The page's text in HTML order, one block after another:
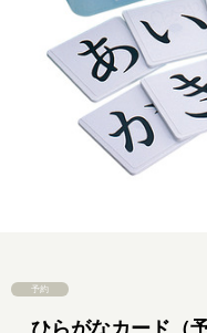
予約